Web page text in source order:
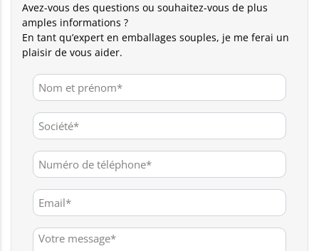
Avez-vous des questions ou souhaitez-vous de plus
amples informations ?
En tant qu’expert en emballages souples, je me ferai un
plaisir de vous aider.